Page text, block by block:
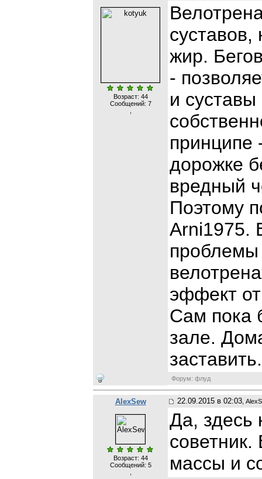
Возраст: 44
Сообщений: 7
жир.
-
и
принципе
дорожке
вредный
Поэтому
Arni1975.
проблемы
эффект
Сам пока
зале.
заставить.
Форум: флуд
AlexSew 22.09.2015 в 02:03 ,
Возраст: 44
Сообщений: 5
Да, здесь
советник.
массы и